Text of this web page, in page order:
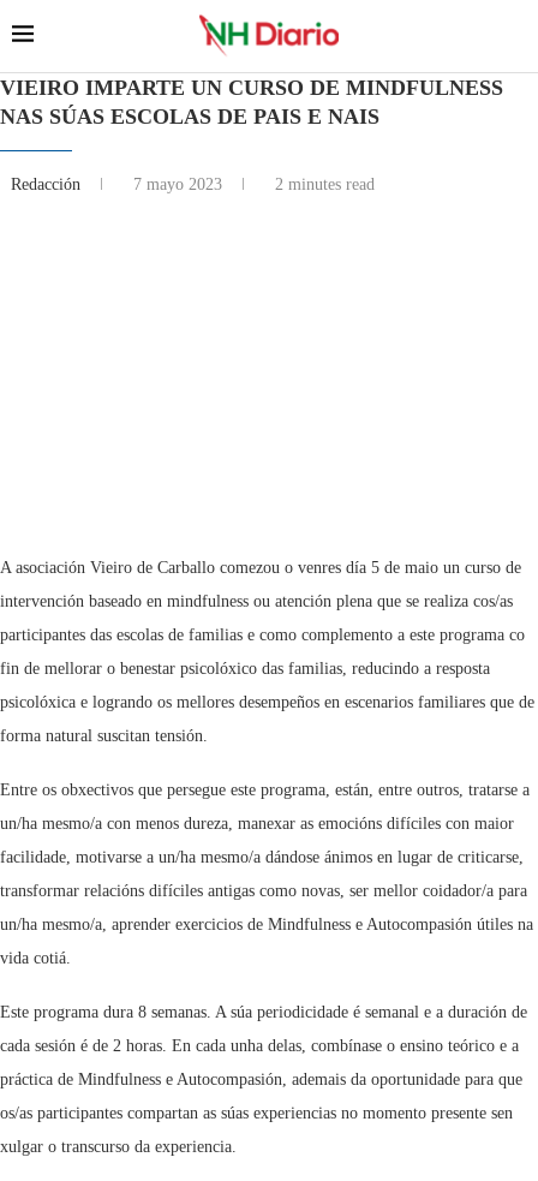
VIEIRO IMPARTE UN CURSO DE MINDFULNESS
NAS SÚAS ESCOLAS DE PAIS E NAIS
Redacción 7 mayo 2023 2 minutes read
A asociación Vieiro de Carballo comezou o venres día 5 de maio un curso de
intervención baseado en mindfulness ou atención plena que se realiza cos/as
participantes das escolas de familias e como complemento a este programa co
fin de mellorar o benestar psicolóxico das familias, reducindo a resposta
psicolóxica e logrando os mellores desempeños en escenarios familiares que de
forma natural suscitan tensión.
Entre os obxectivos que persegue este programa, están, entre outros, tratarse a
un/ha mesmo/a con menos dureza, manexar as emocións difíciles con maior
facilidade, motivarse a un/ha mesmo/a dándose ánimos en lugar de criticarse,
transformar relacións difíciles antigas como novas, ser mellor coidador/a para
un/ha mesmo/a, aprender exercicios de Mindfulness e Autocompasión útiles na
vida cotiá.
Este programa dura 8 semanas. A súa periodicidade é semanal e a duración de
cada sesión é de 2 horas. En cada unha delas, combínase o ensino teórico e a
práctica de Mindfulness e Autocompasión, ademais da oportunidade para que
os/as participantes compartan as súas experiencias no momento presente sen
xulgar o transcurso da experiencia.